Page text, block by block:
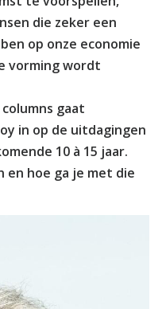
die zeker een
op onze economie
vorming wordt
gaat
in op de uitdagingen
10 à 15 jaar.
hoe ga je met die